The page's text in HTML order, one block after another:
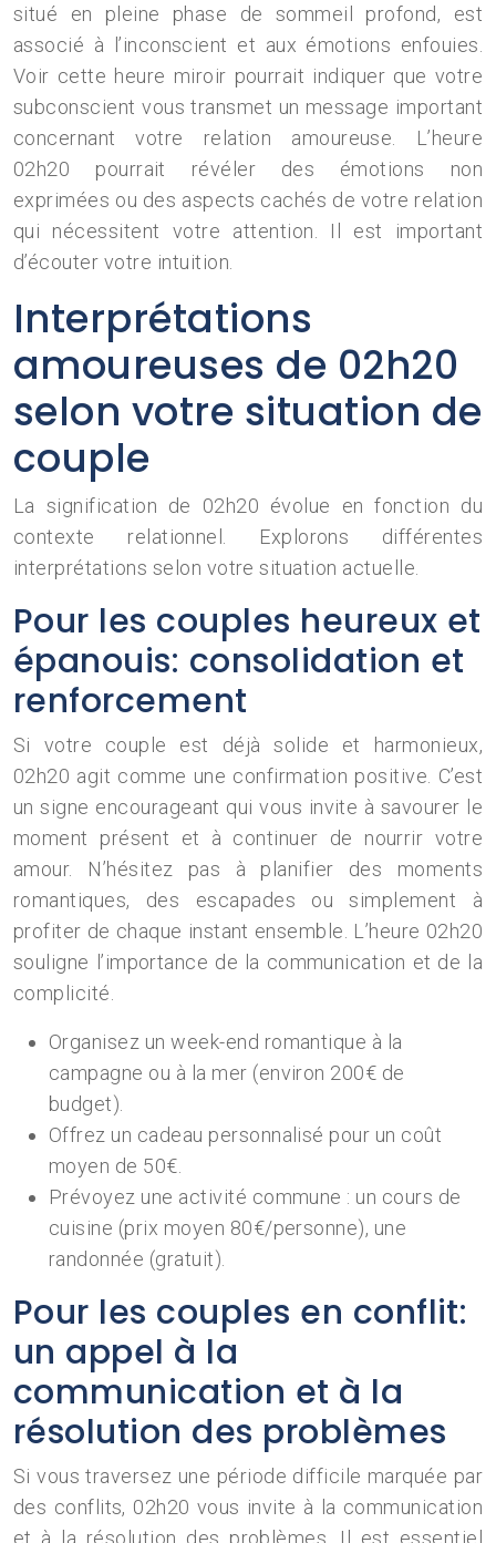
situé en pleine phase de sommeil profond, est
associé à l’inconscient et aux émotions enfouies.
Voir cette heure miroir pourrait indiquer que votre
subconscient vous transmet un message important
concernant votre relation amoureuse. L’heure
02h20 pourrait révéler des émotions non
exprimées ou des aspects cachés de votre relation
qui nécessitent votre attention. Il est important
d’écouter votre intuition.
Interprétations
amoureuses de 02h20
selon votre situation de
couple
La signification de 02h20 évolue en fonction du
contexte relationnel. Explorons différentes
interprétations selon votre situation actuelle.
Pour les couples heureux et
épanouis: consolidation et
renforcement
Si votre couple est déjà solide et harmonieux,
02h20 agit comme une confirmation positive. C’est
un signe encourageant qui vous invite à savourer le
moment présent et à continuer de nourrir votre
amour. N’hésitez pas à planifier des moments
romantiques, des escapades ou simplement à
profiter de chaque instant ensemble. L’heure 02h20
souligne l’importance de la communication et de la
complicité.
Organisez un week-end romantique à la
campagne ou à la mer (environ 200€ de
budget).
Offrez un cadeau personnalisé pour un coût
moyen de 50€.
Prévoyez une activité commune : un cours de
cuisine (prix moyen 80€/personne), une
randonnée (gratuit).
Pour les couples en conflit:
un appel à la
communication et à la
résolution des problèmes
Si vous traversez une période difficile marquée par
des conflits, 02h20 vous invite à la communication
et à la résolution des problèmes. Il est essentiel